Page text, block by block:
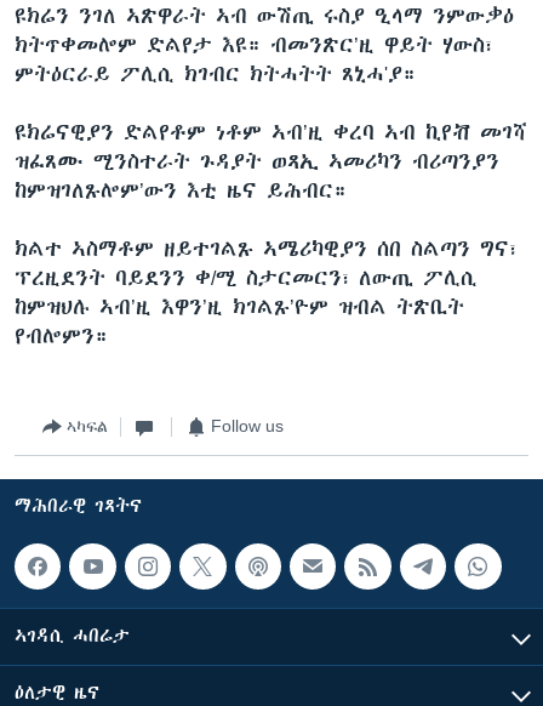
ዩክሬን ንገለ ኣጽዋራት ኣብ ውሽጢ ሩስያ ዒላማ ንምውቃዕ
ክትጥቀመሎም ድልየታ እዩ። ብመንጽር’ዚ ዋይት ሃውስ፣
ምትዕርራይ ፖሊሲ ክገብር ክትሓትት ጸኒሓ'ያ።
ዩክሬናዊያን ድልየቶም ነቶም ኣብ’ዚ ቀረባ ኣብ ኪየቭ መገሻ
ዝፈጸሙ ሚንስተራት ጉዳያት ወጻኢ ኣመሪካን ብሪጣንያን
ከምዝገለጹሎም’ውን እቲ ዜና ይሕብር።
ክልተ ኣስማቶም ዘይተገልጹ ኣሜሪካዊያን ሰበ ስልጣን ግና፣
ፕረዚደንት ባይደንን ቀ/ሚ ስታርመርን፣ ለውጢ ፖሊሲ
ከምዝህሉ ኣብ’ዚ እዋን’ዚ ክገልጹ’ዮም ዝብል ትጽቢት
የብሎምን።
ኣካፍል Follow us
ማሕበራዊ ገጻትና
ኣገዳሲ ሓበሬታ
ዕለታዊ ዜና